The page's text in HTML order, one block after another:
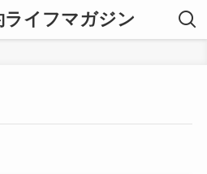
ライフマガジン